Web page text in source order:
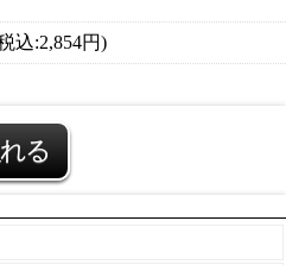
込:2,854円)